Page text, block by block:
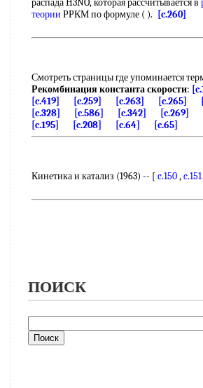
распада H3NO, которая рассчитывается в
теории РРКМ по формуле ( ). [c.260]
Смотреть страницы где упоминается
Рекомбинация константа скорости:
[c.419]
[c.259] [c.263] [c.265]
[c.328]
[c.586] [c.342] [c.269]
[c.195]
[c.208] [c.64] [c.65]
Кинетика и катализ (1963) -- [ c.150,c.151
ПОИСК